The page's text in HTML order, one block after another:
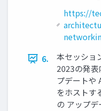
https://
6.
本セッシ
2023の発表
プデートや
をホストす
の アップ